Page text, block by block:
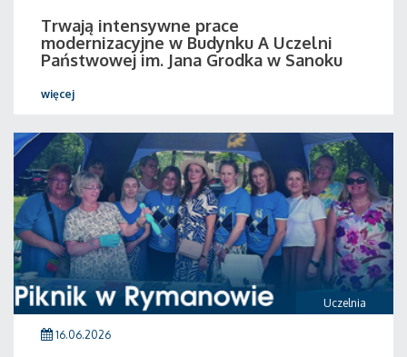
Trwają intensywne prace
modernizacyjne w Budynku A Uczelni
Państwowej im. Jana Grodka w Sanoku
więcej
Uczelnia
16.06.2026